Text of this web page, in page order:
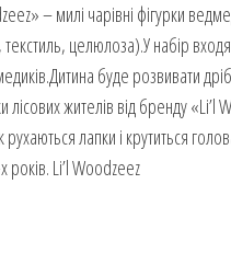
– милі чарівні фігурки
текстиль, целюлоза).У набір
буде розвивати
лісових жителів від бренду
лапки і крутиться
років. Li’l Woodzeez